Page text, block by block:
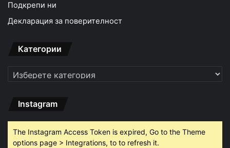
Подкрепи ни
Декларация за поверителност
Категории
Категории
Instagram
The Instagram Access Token is expired, Go to the Theme
options page > Integrations, to to refresh it.